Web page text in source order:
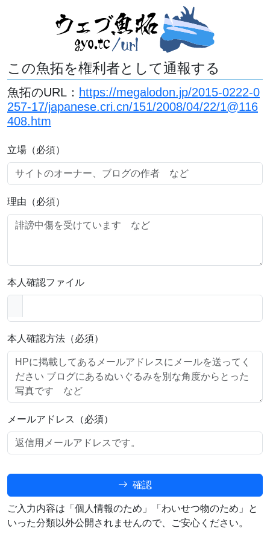
この魚拓を権利者として通報する
魚拓のURL： https://megalodon.jp/2015-0222-0
257-17/japanese.cri.cn/151/2008/04/22/1@116
408.htm
立場（必須）
理由（必須）
本人確認ファイル
本人確認方法（必須）
メールアドレス（必須）
確認
ご入力内容は「個人情報のため」「わいせつ物のため」と
いった分類以外公開されませんので、ご安心ください。